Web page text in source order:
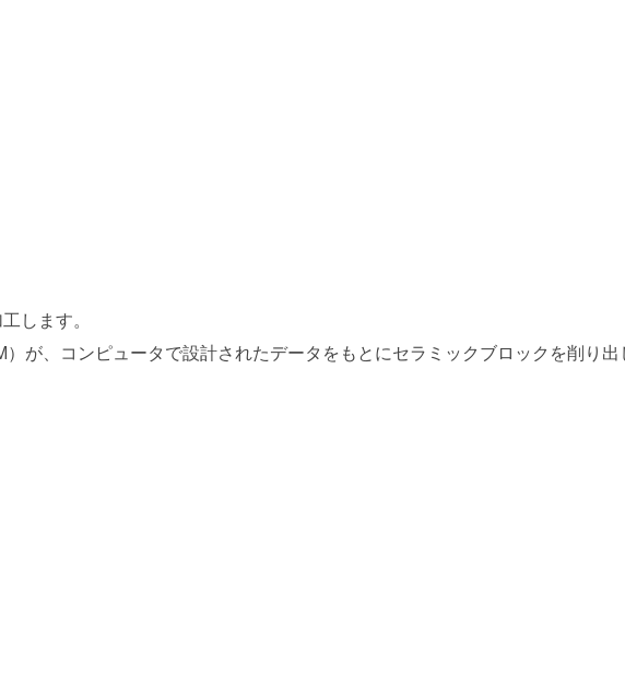
します。
が、コンピュータで設計されたデータをもとにセラミックブロックを削り出